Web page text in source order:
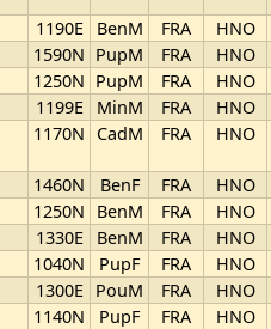
1190E BenM FRA HNO
1590N PupM FRA HNO
1250N PupM FRA HNO
1199E MinM FRA HNO
1170N CadM FRA HNO
1460N BenF FRA HNO
1250N BenM FRA HNO
1330E BenM FRA HNO
1040N PupF FRA HNO
1300E PouM FRA HNO
1140N PupF FRA HNO